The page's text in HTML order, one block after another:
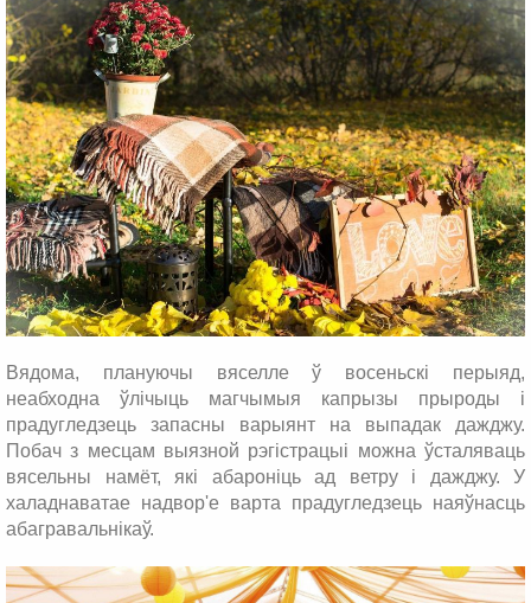
Вядома, плануючы вяселле ў восеньскі перыяд,
неабходна ўлічыць магчымыя капрызы прыроды і
прадугледзець запасны варыянт на выпадак дажджу.
Побач з месцам выязной рэгістрацыі можна ўсталяваць
вясельны намёт, які абароніць ад ветру і дажджу. У
халаднаватае надвор'е варта прадугледзець наяўнасць
абагравальнікаў.